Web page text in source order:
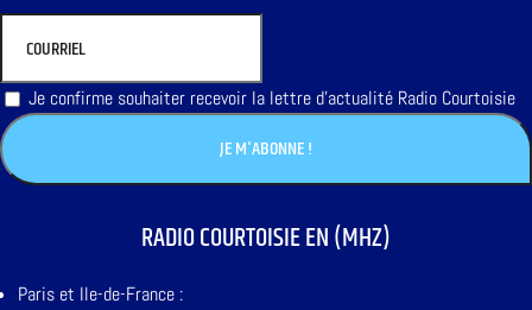
Je confirme souhaiter recevoir la lettre d'actualité Radio Courtoisie
RADIO COURTOISIE EN (MHZ)
Paris et Ile-de-France :